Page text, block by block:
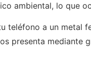
ambiental, lo que
teléfono a un metal
presenta mediante